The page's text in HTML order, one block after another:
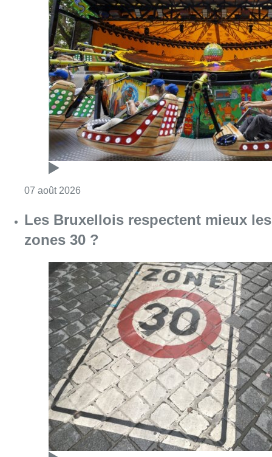
07 août 2026 Consulter l'article "Foire du Midi: les
Les Bruxellois respectent mieux les
zones 30 ?
07 août 2026Consulter l'article "Les Bruxellois
Deux mineurs interpellés après un
vol à main armée dans un
commerce bruxellois